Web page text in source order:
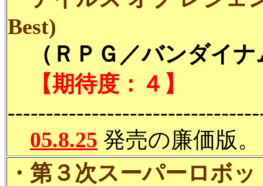
Best)
（ＲＰＧ／バンダイナ
【期待度：４】
05.8.25 発売の廉価版。
・第３次スーパーロボ